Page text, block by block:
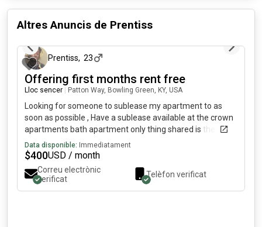
Altres Anuncis de Prentiss
Prentiss, 23
Offering first months rent free
Lloc sencer Patton Way, Bowling Green, KY, USA
Looking for someone to sublease my apartment to as
soon as possible , Have a sublease available at the crown
apartments bath apartment only thing shared is the
kitchen and living room , subleasing my room around July
-August for an internship message me if interested
(monthly rent is $ including utilities )
Data disponible: Immediatament
$400USD / month
Correu electrònic
verificat
Telèfon verificat